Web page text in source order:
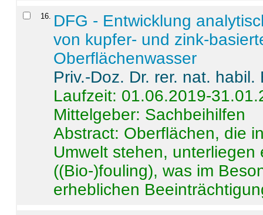
16
DFG - Entwicklung
von kupfer- und zink-
Oberflächenwasser
Priv.-Doz. Dr. rer. nat.
Laufzeit: 01.06.2019-
Mittelgeber: Sachbeihilfen
Abstract: Oberflächen, die
Umwelt stehen,
((Bio-)fouling), was im
erheblichen